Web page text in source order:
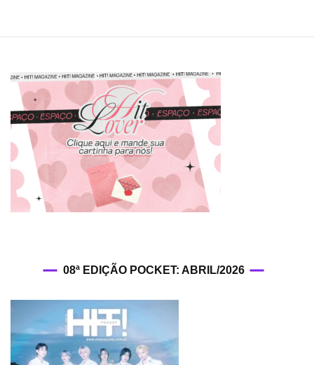
MILE
08ª EDIÇÃO POCKET: ABRIL/2026